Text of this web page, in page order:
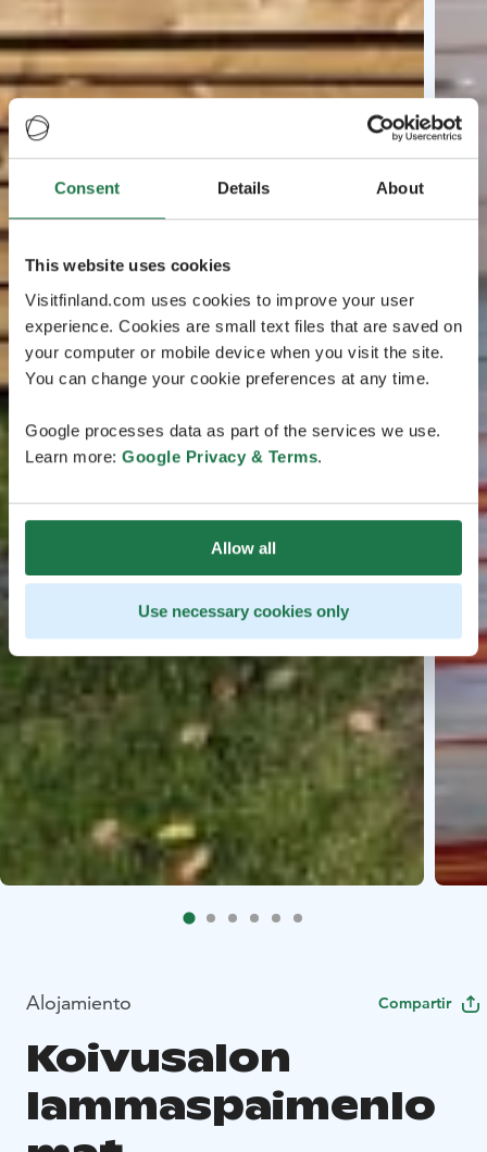
Consent Details About
This website uses cookies
Visitfinland.com uses cookies to improve your user
experience. Cookies are small text files that are saved on
your computer or mobile device when you visit the site.
You can change your cookie preferences at any time.
Google processes data as part of the services we use.
Learn more: Google Privacy & Terms.
Allow all
Use necessary cookies only
Alojamiento Compartir
Koivusalon
lammaspaimenlo